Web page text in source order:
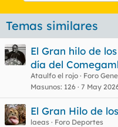
Temas similares
El Gran hilo de
día del
Ataulfo el rojo
Foro
Masunos 126 7 May
El Gran Hilo de
laeas
Foro Deportes